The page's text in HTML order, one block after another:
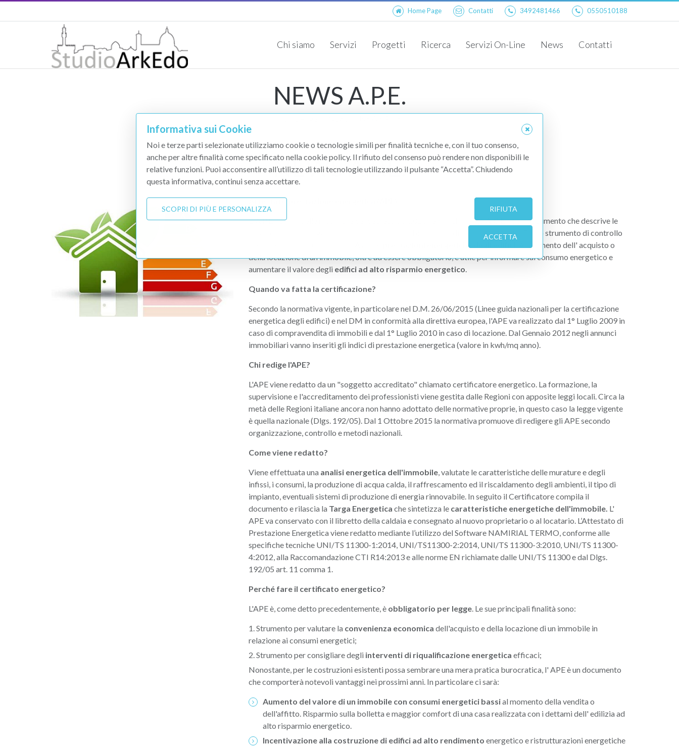
Home Page Contatti 3492481466 0550510188
Chi siamo Servizi Progetti Ricerca Servizi On-Line News Contatti
NEWS A.P.E.
NEWS A.P.E.
Attestato prestazione energetica (APE)
L'A.P.E. (prima delle modifiche del decreto 63/2013 veniva chiamatoA.C.E.) è un documento che descrive le
caratteristiche energetiche di un edificio, di un abitazione o di un appartamento. E' uno strumento di controllo
prestazioni energetiche degli edifici.
Al momento dell' acquisto o
della locazione di un immobile, oltre ad essere obbligatorio, è utile per informare sul consumo energetico e
aumentare il valore degli edifici ad alto risparmio energetico.
Quando va fatta la certificazione?
Secondo la normativa vigente, in particolare nel D.M. 26/06/2015 (Linee guida nazionali per la certificazione
energetica degli edifici) e nel DM in conformità alla direttiva europea, l'APE va realizzato dal 1° Luglio 2009 in
caso di compravendita di immobili e dal 1° Luglio 2010 in caso di locazione. Dal Gennaio 2012 negli annunci
immobiliari vanno inseriti gli indici di prestazione energetica (valore in kwh/mq anno).
Chi redige l'APE?
L'APE viene redatto da un "soggetto accreditato" chiamato certificatore energetico. La formazione, la
supervisione e l'accreditamento dei professionisti viene gestita dalle Regioni con apposite leggi locali. Circa la
metà delle Regioni italiane ancora non hanno adottato delle normative proprie, in questo caso la legge vigente
è quella nazionale (Dlgs. 192/05). Dal 1 Ottobre 2015 la normativa promuove di redigere gli APE secondo
organizzazione, controllo e metodi nazionali.
Come viene redatto?
Viene effettuata una analisi energetica dell'immobile, valutate le caratteristiche delle murature e degli
infissi, i consumi, la produzione di acqua calda, il raffrescamento ed il riscaldamento degli ambienti, il tipo di
impianto, eventuali sistemi di produzione di energia rinnovabile. In seguito il Certificatore compila il
documento e rilascia la Targa Energetica che sintetizza le caratteristiche energetiche dell'immobile. L'
APE va conservato con il libretto della caldaia e consegnato al nuovo proprietario o al locatario. L’Attestato di
Prestazione Energetica viene redatto mediante l’utilizzo del Software NAMIRIAL TERMO, conforme alle
specifiche tecniche UNI/TS 11300-1:2014, UNI/TS11300-2:2014, UNI/TS 11300-3:2010, UNI/TS 11300-
4:2012, alla Raccomandazione CTI R14:2013 e alle norme EN richiamate dalle UNI/TS 11300 e dal Dlgs.
192/05 art. 11 comma 1.
Perché fare il certificato energetico?
L'APE è, come detto precedentemente, è obbligatorio per legge. Le sue principali finalità sono:
Strumento per valutare la convenienza economica dell'acquisto e della locazione di un immobile in
relazione ai consumi energetici;
Strumento per consigliare degli interventi di riqualificazione energetica efficaci;
Nonostante, per le costruzioni esistenti possa sembrare una mera pratica burocratica, l' APE è un documento
che comporterà notevoli vantaggi nei prossimi anni. In particolare ci sarà:
Aumento del valore di un immobile con consumi energetici bassial momento della vendita o
dell'affitto. Risparmio sulla bolletta e maggior comfort di una casa realizzata con i dettami dell' edilizia ad
alto risparmio energetico.
Incentivazione alla costruzione di edifici ad alto rendimento energetico e ristrutturazioni energetiche
Informativa sui Cookie
Noi e terze parti selezionate utilizziamo cookie o tecnologie simili per finalità tecniche e, con il tuo consenso,
anche per altre finalità come specificato nella cookie policy. Il rifiuto del consenso può rendere non disponibili le
relative funzioni. Puoi acconsentire all’utilizzo di tali tecnologie utilizzando il pulsante “Accetta”. Chiudendo
questa informativa, continui senza accettare.
SCOPRI DI PIÙ E PERSONALIZZA RIFIUTA
ACCETTA